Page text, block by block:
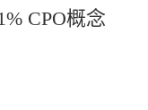
CPO概念